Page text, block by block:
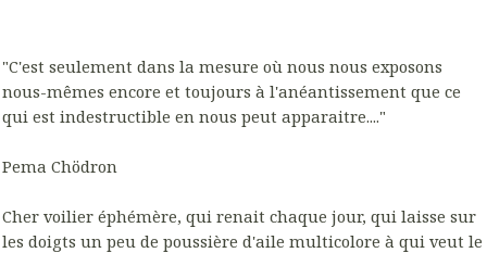
"C'est seulement dans la mesure où nous nous exposons
nous-mêmes encore et toujours à l'anéantissement que ce
qui est indestructible en nous peut apparaitre...."
Pema Chödron
Cher voilier éphémère, qui renait chaque jour, qui laisse sur
les doigts un peu de poussière d'aile multicolore à qui veut le